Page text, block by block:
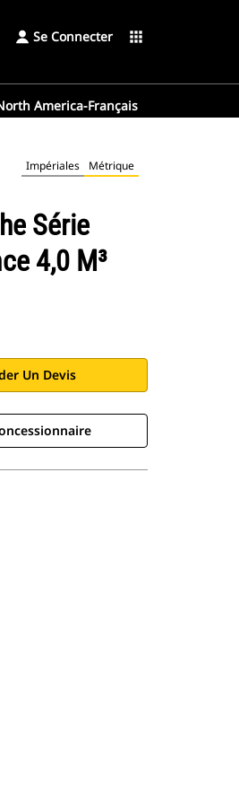
Se Connecter apps
America-Français
Impériales Métrique
Série
4,0 M³
Un Devis